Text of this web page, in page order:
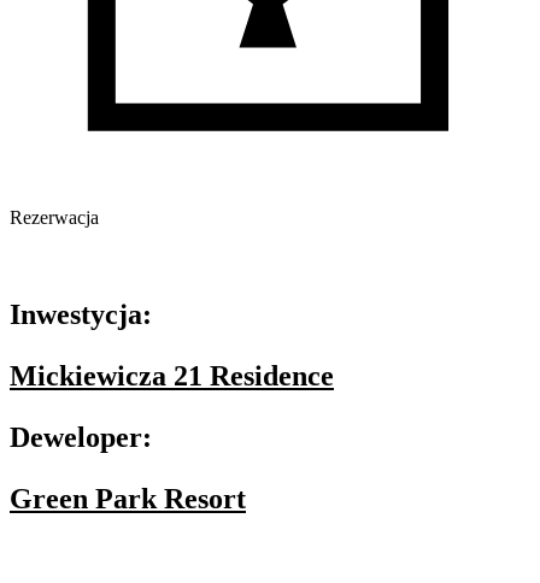
Rezerwacja
Inwestycja:
Mickiewicza 21 Residence
Deweloper:
Green Park Resort